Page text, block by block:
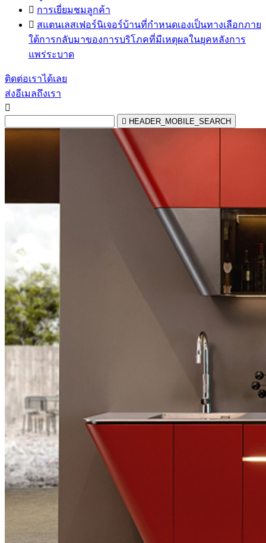
 การเยี่ยมชมลูกค้า
 สแตนเลสเฟอร์นิเจอร์บ้านที่กำหนดเองเป็นทางเลือกภาย
ใต้การกลับมาของการบริโภคที่มีเหตุผลในยุคหลังการ
แพร่ระบาด
ติดต่อเราได้เลย
ส่งอีเมลถึงเรา

 HEADER_MOBILE_SEARCH